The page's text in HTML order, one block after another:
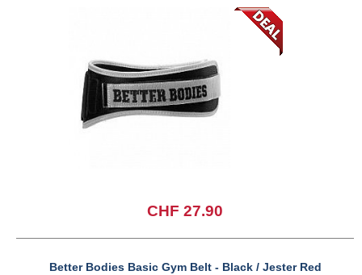
CHF 27.90
Better Bodies Basic Gym Belt - Black / Jester Red